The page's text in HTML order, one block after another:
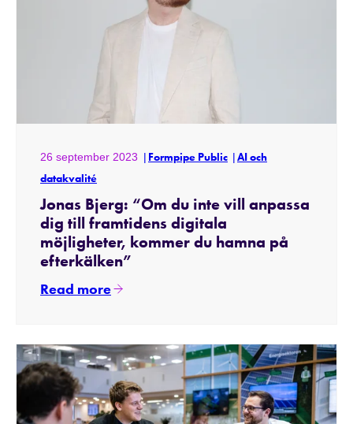
26 september 2023 Formpipe Public
AI och
datakvalité
Jonas Bjerg: “Om du inte vill anpassa
dig till framtidens digitala
möjligheter, kommer du hamna på
efterkälken”
Read more